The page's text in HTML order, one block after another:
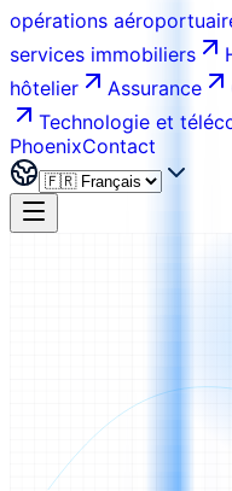
opérations
services immobiliers
hôtelier
Assurance
Technologie et
PhoenixContact